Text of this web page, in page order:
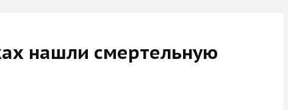
нашли смертельную